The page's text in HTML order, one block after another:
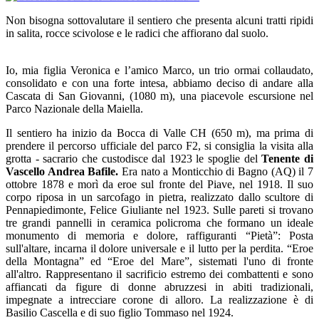
Non bisogna sottovalutare il sentiero che presenta alcuni tratti ripidi
in salita, rocce scivolose e le radici che affiorano dal suolo.
Io, mia figlia Veronica e l’amico Marco, un trio ormai collaudato,
consolidato e con una forte intesa, abbiamo deciso di andare alla
Cascata di San Giovanni, (1080 m), una piacevole escursione nel
Parco Nazionale della Maiella.
Il sentiero ha inizio da Bocca di Valle CH (650 m), ma prima di
prendere il percorso ufficiale del parco F2, si consiglia la visita alla
grotta - sacrario che custodisce dal 1923 le spoglie delTenente di
Vascello Andrea Bafile. Era nato a Monticchio di Bagno (AQ) il 7
ottobre 1878 e morì da eroe sul fronte del Piave, nel 1918. Il suo
corpo riposa in un sarcofago in pietra, realizzato dallo scultore di
Pennapiedimonte, Felice Giuliante nel 1923. Sulle pareti si trovano
tre grandi pannelli in ceramica policroma che formano un ideale
monumento di memoria e dolore, raffiguranti “Pietà”: Posta
sull'altare, incarna il dolore universale e il lutto per la perdita. “Eroe
della Montagna” ed “Eroe del Mare”, sistemati l'uno di fronte
all'altro. Rappresentano il sacrificio estremo dei combattenti e sono
affiancati da figure di donne abruzzesi in abiti tradizionali,
impegnate a intrecciare corone di alloro. La realizzazione è di
Basilio Cascella e di suo figlio Tommaso nel 1924.